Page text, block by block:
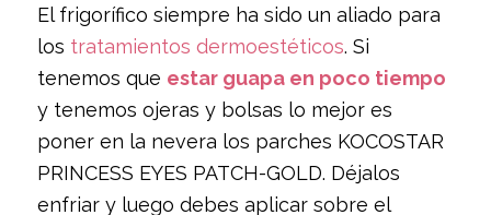
El frigorífico siempre ha sido un aliado para
los tratamientos dermoestéticos. Si
tenemos que estar guapa en poco tiempo
y tenemos ojeras y bolsas lo mejor es
poner en la nevera los parches KOCOSTAR
PRINCESS EYES PATCH-GOLD. Déjalos
enfriar y luego debes aplicar sobre el